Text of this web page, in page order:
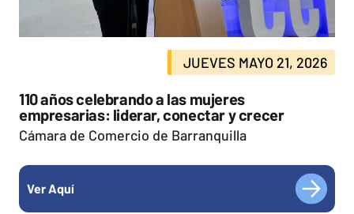
JUEVES MAYO 21, 2026
110 años celebrando a las mujeres
empresarias: liderar, conectar y crecer
Cámara de Comercio de Barranquilla
Ver Aquí